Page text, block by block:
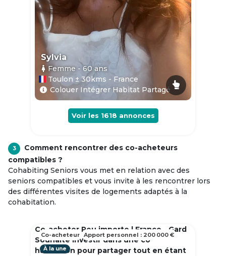
Sylvia
Femme - 60ans
Toulon ± 30kms - France
Colouer Intégrer Habitat Partagé
Voir les 1618 annonces
3
Comment rencontrer des co-acheteurs
compatibles ?
Cohabiting Seniors vous met en relation avec des
seniors compatibles et vous invite à les rencontrer lors
des différentes visites de logements adaptés à la
cohabitation.
Co-acheter Peu importe | France - Gard
Souhaite investir dans une co
habitation pour partager tout en étant
À la une
Co-acheteur Apport personnel : 200 000 €